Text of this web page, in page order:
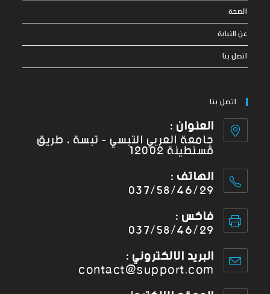
الصحة
عن النيابة
اتصل بنا
اتصل بنا
العنوان :
جامعة العربي التبسي - تبسة ، طريق
قسنطينة 12002
الهاتف :
037/58/46/29
فاكس :
037/58/46/29
البريد الإلكتروني :
contact@support.com